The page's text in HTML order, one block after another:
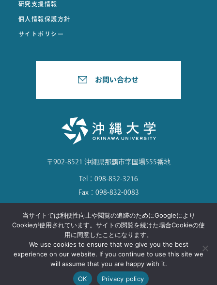
研究支援情報
個人情報保護方針
サイトポリシー
〒902-8521 沖縄県那覇市字国場555番地
Tel：098-832-3216
Fax：098-832-0083
©Okinawa University. All Rights Reserved.
当サイトでは利便性向上や閲覧の追跡のためにGoogleにより
Cookieが使用されています。サイトの閲覧を続けた場合Cookieの使
用に同意したことになります。
We use cookies to ensure that we give you the best
experience on our website. If you continue to use this site we
will assume that you are happy with it.
OK
Privacy policy